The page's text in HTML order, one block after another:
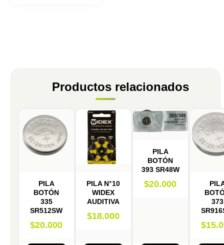
Productos relacionados
PILA
BOTÓN
335
SR512SW
$20.000
PILA N°10
WIDEX
AUDITIVA
$18.000
PILA
BOTÓN
393 SR48W
$20.000
373
$